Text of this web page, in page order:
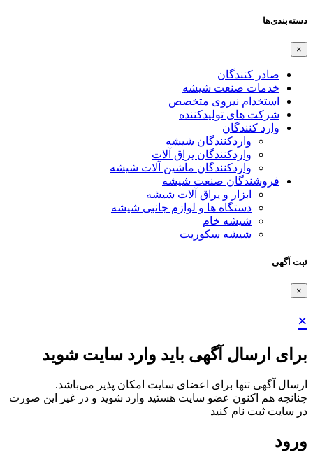
دسته‌بندی‌ها
×
صادر کنندگان
خدمات صنعت شیشه
استخدام نیروی متخصص
شرکت های تولیدکننده
وارد کنندگان
واردکنندگان شیشه
واردکنندگان یراق آلات
واردکنندگان ماشین آلات شیشه
فروشندگان صنعت شیشه
ابزار و یراق آلات شیشه
دستگاه ها و لوازم جانبی شیشه
شیشه خام
شیشه سکوریت
ثبت آگهی
×
×
برای ارسال آگهی باید وارد سایت شوید
ارسال آگهی تنها برای اعضای سایت امکان پذیر می‌باشد.
چنانچه هم‌ اکنون عضو سایت هستید وارد شوید و در غیر این صورت
در سایت ثبت نام کنید
ورود